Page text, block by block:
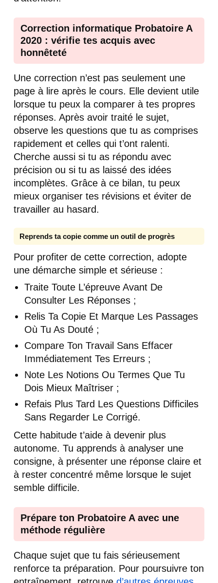
Correction informatique Probatoire A
2020 : vérifie tes acquis avec
honnêteté
Une correction n’est pas seulement une
page à lire après le cours. Elle devient utile
lorsque tu peux la comparer à tes propres
réponses. Après avoir traité le sujet,
observe les questions que tu as comprises
rapidement et celles qui t’ont ralenti.
Cherche aussi si tu as répondu avec
précision ou si tu as laissé des idées
incomplètes. Grâce à ce bilan, tu peux
mieux organiser tes révisions et éviter de
travailler au hasard.
Reprends ta copie comme un outil de progrès
Pour profiter de cette correction, adopte
une démarche simple et sérieuse :
Traite Toute L’épreuve Avant De
Consulter Les Réponses ;
Relis Ta Copie Et Marque Les Passages
Où Tu As Douté ;
Compare Ton Travail Sans Effacer
Immédiatement Tes Erreurs ;
Note Les Notions Ou Termes Que Tu
Dois Mieux Maîtriser ;
Refais Plus Tard Les Questions Difficiles
Sans Regarder Le Corrigé.
Cette habitude t’aide à devenir plus
autonome. Tu apprends à analyser une
consigne, à présenter une réponse claire et
à rester concentré même lorsque le sujet
semble difficile.
Prépare ton Probatoire A avec une
méthode régulière
Chaque sujet que tu fais sérieusement
renforce ta préparation. Pour poursuivre ton